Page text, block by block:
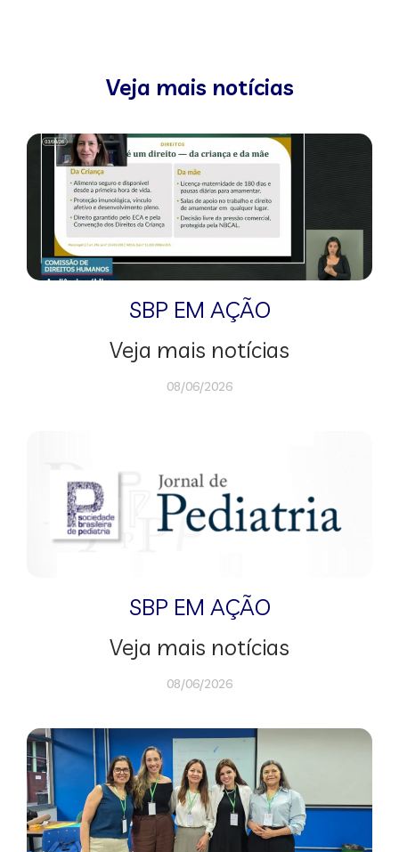
Veja mais notícias
SBP EM AÇÃO
Veja mais notícias
08/06/2026
SBP EM AÇÃO
Veja mais notícias
08/06/2026